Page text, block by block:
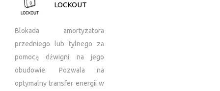
LOCKOUT
Blokada amortyzatora
przedniego lub tylnego za
pomocą dźwigni na jego
obudowie. Pozwala na
optymalny transfer energii w